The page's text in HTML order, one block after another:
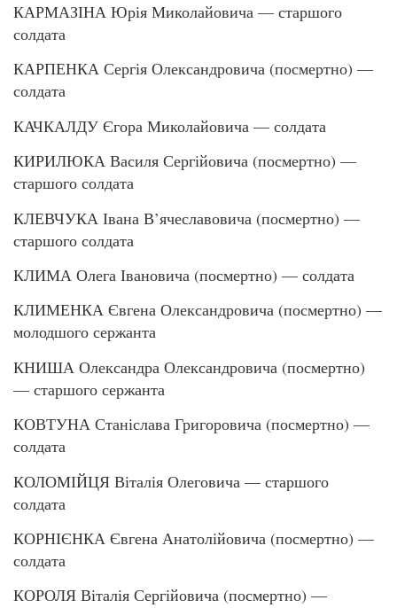
КАРМАЗІНА Юрія Миколайовича — старшого
солдата
КАРПЕНКА Сергія Олександровича (посмертно) —
солдата
КАЧКАЛДУ Єгора Миколайовича — солдата
КИРИЛЮКА Василя Сергійовича (посмертно) —
старшого солдата
КЛЕВЧУКА Івана В’ячеславовича (посмертно) —
старшого солдата
КЛИМА Олега Івановича (посмертно) — солдата
КЛИМЕНКА Євгена Олександровича (посмертно) —
молодшого сержанта
КНИША Олександра Олександровича (посмертно)
— старшого сержанта
КОВТУНА Станіслава Григоровича (посмертно) —
солдата
КОЛОМІЙЦЯ Віталія Олеговича — старшого
солдата
КОРНІЄНКА Євгена Анатолійовича (посмертно) —
солдата
КОРОЛЯ Віталія Сергійовича (посмертно) —